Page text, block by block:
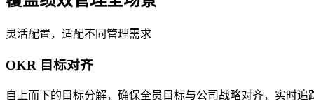
灵活配置，适配不同管理需求
OKR 目标对齐
自上而下的目标分解，确保全员目标与公司战略对齐，实时追